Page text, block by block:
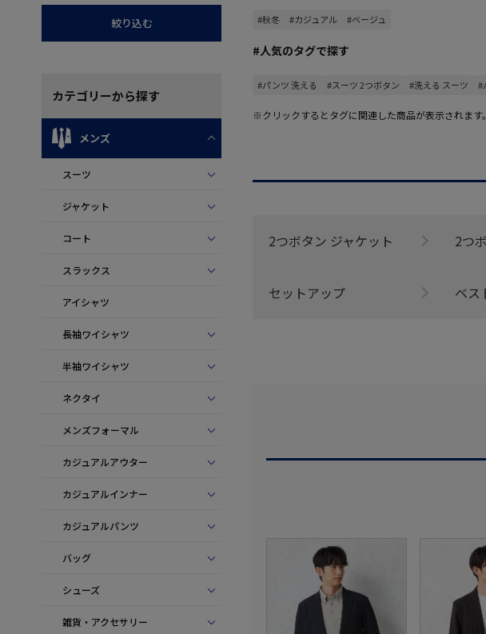
絞り込む
カテゴリーから探す
メンズ
スーツ
ジャケット
コート
スラックス
アイシャツ
長袖ワイシャツ
半袖ワイシャツ
ネクタイ
メンズフォーマル
カジュアルアウター
カジュアルインナー
カジュアルパンツ
バッグ
シューズ
雑貨・アクセサリー
#秋冬 #カジュアル #ベージュ
#人気のタグで探す
#パンツ 洗える #スーツ 2つボタン #洗える スーツ #
※クリックするとタグに関連した商品が表示されます。
2つボタン ジャケット 2つ
セットアップ ベス